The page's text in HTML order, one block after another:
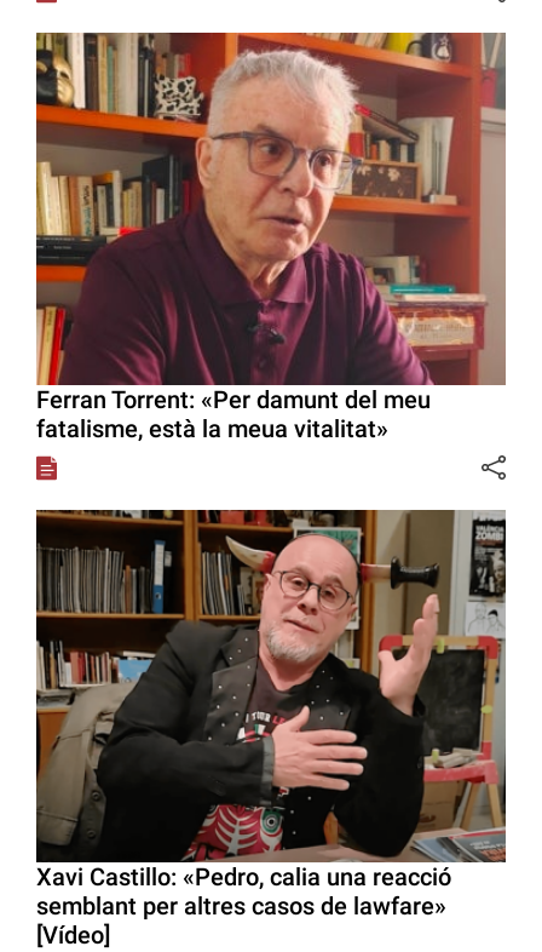
Ferran Torrent: «Per damunt del meu
fatalisme, està la meua vitalitat»
Xavi Castillo: «Pedro, calia una reacció
semblant per altres casos de lawfare»
[Vídeo]